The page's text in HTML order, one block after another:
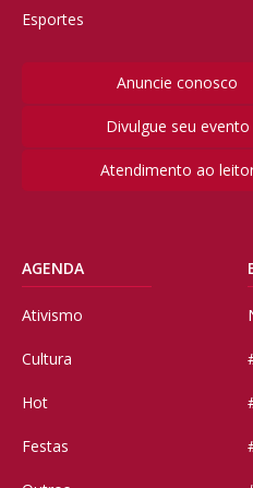
Esportes
Anuncie conosco
Divulgue seu evento
Atendimento ao
AGENDA
Ativismo
Cultura
Hot
Festas